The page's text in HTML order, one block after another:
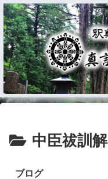
中臣祓訓解
ブログ